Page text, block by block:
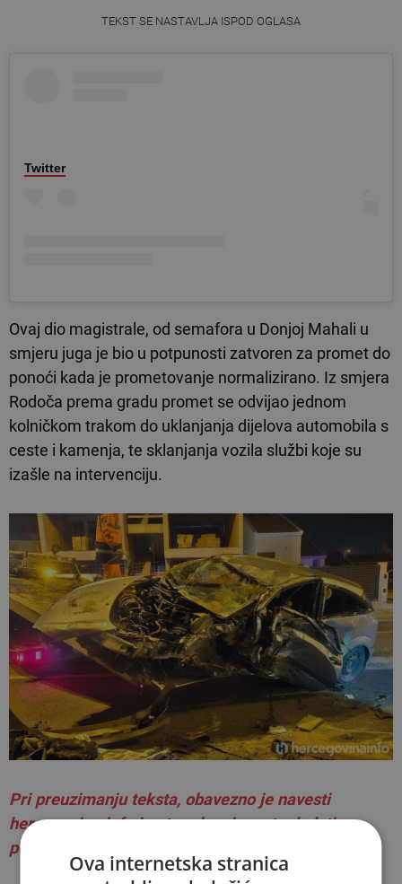
TEKST SE NASTAVLJA ISPOD OGLASA
Twitter
Ovaj dio magistrale, od semafora u Donjoj Mahali u
smjeru juga je bio u potpunosti zatvoren za promet do
ponoći kada je prometovanje normalizirano. Iz smjera
Rodoča prema gradu promet se odvijao jednom
kolničkom trakom do uklanjanja dijelova automobila s
ceste i kamenja, te sklanjanja vozila službi koje su
izašle na intervenciju.
Pri preuzimanju teksta, obavezno je navesti
hercegovina.info i autora kao izvor te dodati
poveznicu na autorski članak.
Ova internetska stranica